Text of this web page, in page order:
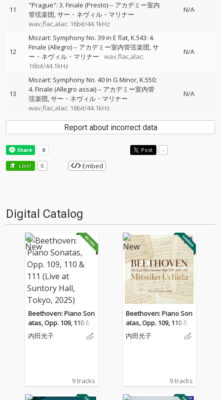
11 "Prague": 3. Finale (Presto)-- アカデミー室内
管弦楽団 サー・ネヴィル・マリナー
wav,flac,alac: 16bit/44.1kHz
N/A
12
Mozart: Symphony No. 39 in E flat, K.543: 4.
Finale (Allegro)-- アカデミー室内管弦楽団 サ
ー・ネヴィル・マリナー
wav,flac,alac:
16bit/44.1kHz
N/A
13
Mozart: Symphony No. 40 In G Minor, K.550:
4. Finale (Allegro assai)-- アカデミー室内管
弦楽団 サー・ネヴィル・マリナー
wav,flac,alac: 16bit/44.1kHz
N/A
Report about incorrect data
Post -
Like! 0 Embed
Digital Catalog
Beethoven: Piano Son
atas, Opp. 109, 110 & 1
11 (Live at Suntory Hal
l, Tokyo, 2025)
内田光子
9 tracks
Beethoven: Piano Son
atas, Opp. 109, 110 & 1
11 (Live at Suntory Hal
l, Tokyo, 2025)
内田光子
9 tracks